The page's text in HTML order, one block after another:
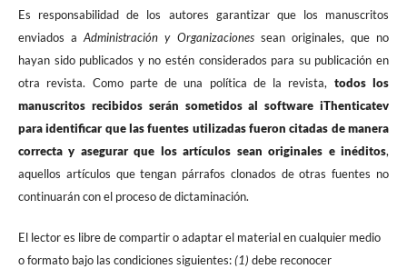
Es responsabilidad de los autores garantizar que los manuscritos
enviados aAdministración y Organizaciones sean originales, que no
hayan sido publicados y no estén considerados para su publicación en
otra revista. Como parte de una política de la revista, todos los
manuscritos recibidos serán sometidos al software iThenticatev
para identificar que las fuentes utilizadas fueron citadas de manera
correcta y asegurar que los artículos sean originales e inéditos,
aquellos artículos que tengan párrafos clonados de otras fuentes no
continuarán con el proceso de dictaminación.
El lector es libre de compartir o adaptar el material en cualquier medio
o formato bajo las condiciones siguientes:(1) debe reconocer